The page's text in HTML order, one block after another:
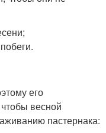
его
весной
пастернака: